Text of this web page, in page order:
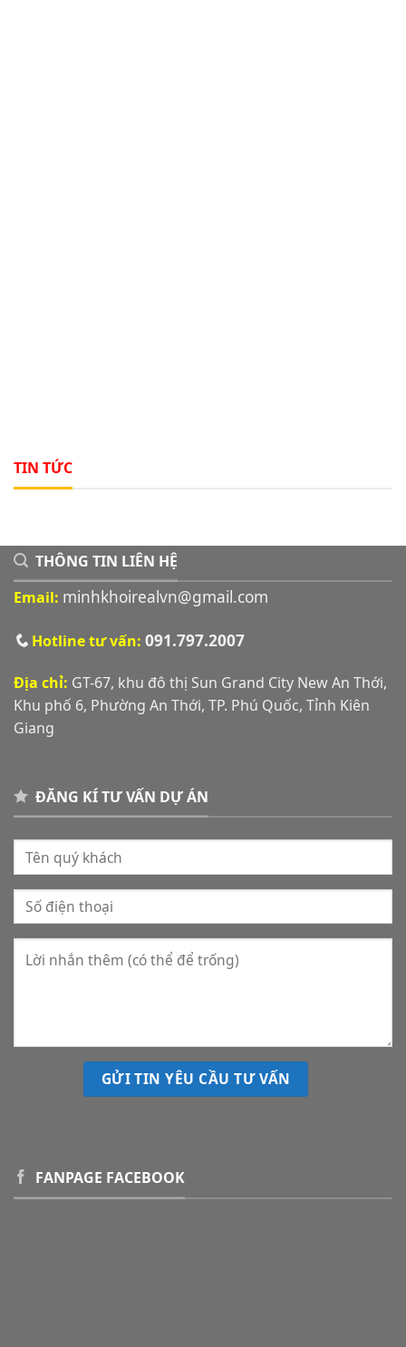
TIN TỨC
THÔNG TIN LIÊN HỆ
Email: minhkhoirealvn@gmail.com
Hotline tư vấn: 091.797.2007
Địa chỉ: GT-67, khu đô thị Sun Grand City New An Thới,
Khu phố 6, Phường An Thới, TP. Phú Quốc, Tỉnh Kiên
Giang
ĐĂNG KÍ TƯ VẤN DỰ ÁN
FANPAGE FACEBOOK